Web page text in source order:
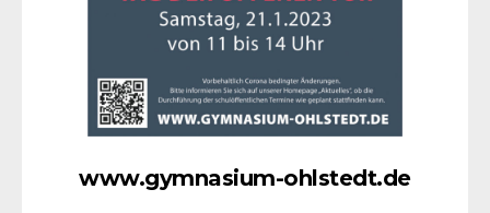
www.gymnasium-ohlstedt.de